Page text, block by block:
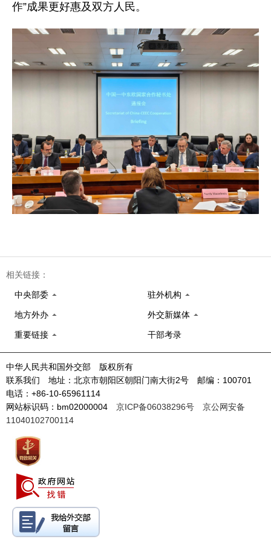
作”成果更好惠及双方人民。
相关链接：
中央部委 驻外机构
地方外办 外交新媒体
重要链接 干部考录
中华人民共和国外交部 版权所有
联系我们 地址：北京市朝阳区朝阳门南大街2号 邮编：100701
电话：+86-10-65961114
网站标识码：bm02000004 京ICP备06038296号
京公网安备
11040102700114